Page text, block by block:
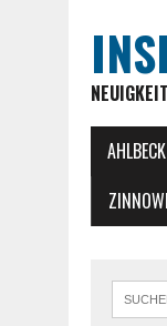
AHLBECK